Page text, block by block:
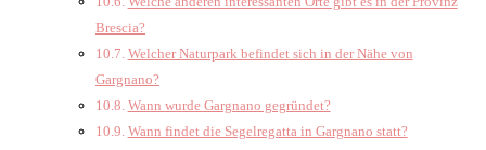
Brescia?
Welcher Naturpark befindet sich in der Nähe von
Gargnano?
Wann wurde Gargnano gegründet?
Wann findet die Segelregatta in Gargnano statt?